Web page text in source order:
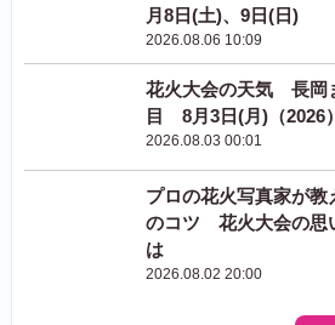
月8日(土)、9日(日)
2026.08.06 10:09
花火大会の天気 長岡
目 8月3日(月)（2026）
2026.08.03 00:01
プロの花火写真家が
のコツ 花火大会の思
は
2026.08.02 20:00